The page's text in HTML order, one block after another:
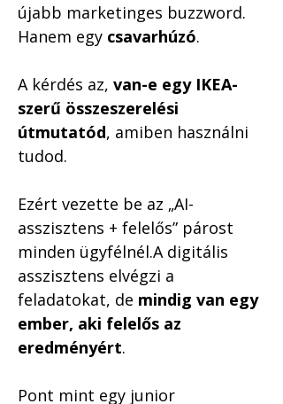
újabb marketinges buzzword.
Hanem egy csavarhúzó.
A kérdés az, van-e egy IKEA-
szerű összeszerelési
útmutatód, amiben használni
tudod.
Ezért vezette be az „AI-
asszisztens + felelős” párost
minden ügyfélnél.A digitális
asszisztens elvégzi a
feladatokat, de mindig van egy
ember, aki felelős az
eredményért.
Pont mint egy junior